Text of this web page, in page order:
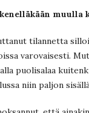
muulla
tilannetta
varovaisesti.
puolisalaa
niin paljon